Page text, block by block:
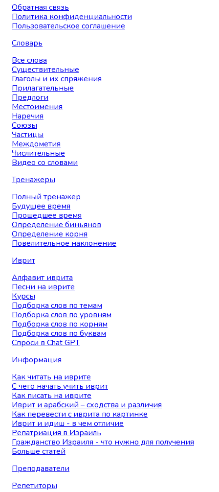
Обратная связь
Политика конфиденциальности
Пользовательское соглашение
Словарь
Все слова
Существительные
Глаголы и их спряжения
Прилагательные
Предлоги
Местоимения
Наречия
Союзы
Частицы
Междометия
Числительные
Видео со словами
Тренажеры
Полный тренажер
Будущее время
Прошедшее время
Определение биньянов
Определение корня
Повелительное наклонение
Иврит
Алфавит иврита
Песни на иврите
Курсы
Подборка слов по темам
Подборка слов по уровням
Подборка слов по корням
Подборка слов по буквам
Спроси в Chat GPT
Информация
Как читать на иврите
С чего начать учить иврит
Как писать на иврите
Иврит и арабский – сходства и различия
Как перевести с иврита по картинке
Иврит и идиш - в чем отличие
Репатриация в Израиль
Гражданство Израиля - что нужно для получения
Больше статей
Преподаватели
Репетиторы